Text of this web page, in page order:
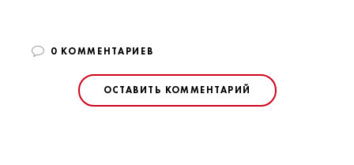
0 КОММЕНТАРИЕВ
ОСТАВИТЬ КОММЕНТАРИЙ